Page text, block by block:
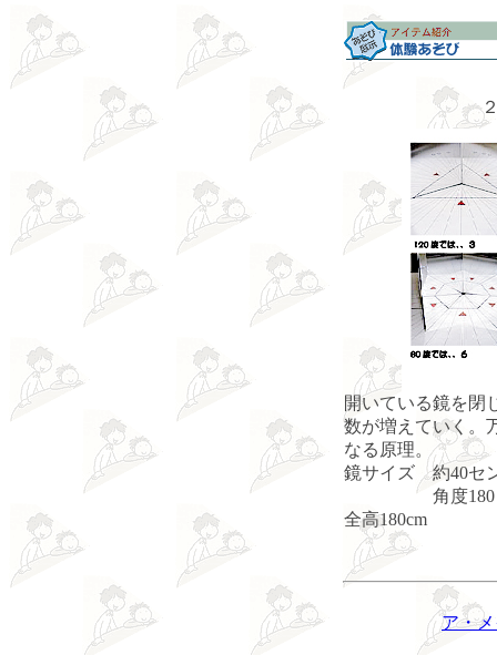
開いている鏡を閉
数が増えていく。
なる原理。
鏡サイズ 約40セ
角度180～
全高180cm
ア・